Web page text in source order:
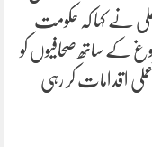
نے کہا کہ حکومت
کے ساتھ صحافیوں کو
اقدامات کر رہی